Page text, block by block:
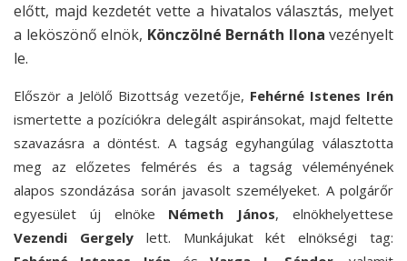
előtt, majd kezdetét vette a hivatalos választás, melyet
a leköszönő elnök, Könczölné Bernáth Ilona vezényelt
le.
Először a Jelölő Bizottság vezetője, Fehérné Istenes Irén
ismertette a pozíciókra delegált aspiránsokat, majd feltette
szavazásra a döntést. A tagság egyhangúlag választotta
meg az előzetes felmérés és a tagság véleményének
alapos szondázása során javasolt személyeket. A polgárőr
egyesület új elnöke Németh János, elnökhelyettese
Vezendi Gergelylett. Munkájukat két elnökségi tag: